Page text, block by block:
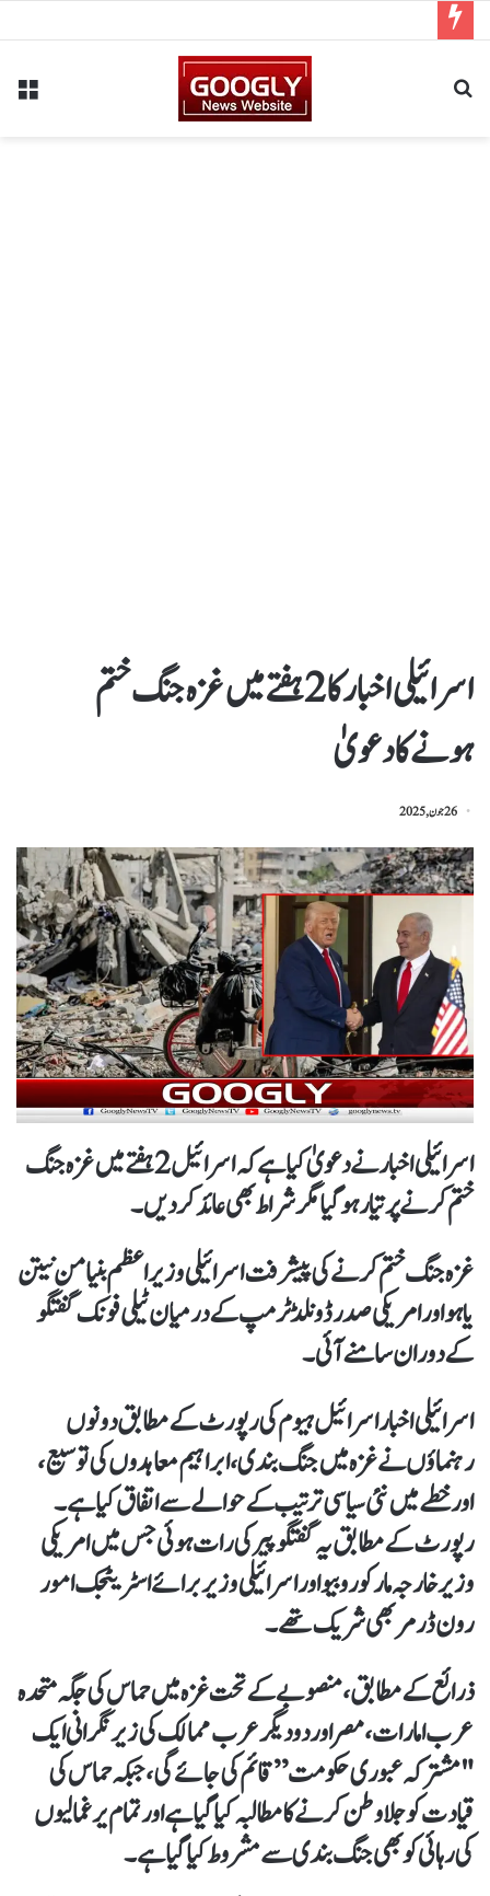
اسرائیلی اخبارکا2ہفتے میں غزہ جنگ ختم
ہونےکادعویٰ
26 جون, 2025
اسرائیلی اخبارنےدعویٰ کیا ہے کہ اسرائیل 2ہفتے میں غزہ جنگ
ختم کرنے پر تیار ہوگیا مگر شراط بھی عائدکردیں۔
غزہ جنگ ختم کرنے کی پیشرفت اسرائیلی وزیراعظم بنیامن نیتن
یاہو اور امریکی صدر ڈونلڈ ٹرمپ کے درمیان ٹیلی فونک گفتگو
کے دوران سامنے آئی۔
اسرائیلی اخبار اسرائیل ہیوم کی رپورٹ کے مطابق دونوں
رہنماؤں نے غزہ میں جنگ بندی، ابراہیم معاہدوں کی توسیع،
اور خطے میں نئی سیاسی ترتیب کے حوالے سے اتفاق کیا ہے۔
رپورٹ کے مطابق یہ گفتگو پیر کی رات ہوئی جس میں امریکی
وزیر خارجہ مارکو روبیو اور اسرائیلی وزیر برائے اسٹریٹجک امور
رون ڈرمر بھی شریک تھے۔
ذرائع کے مطابق، منصوبے کے تحت غزہ میں حماس کی جگہ متحدہ
عرب امارات، مصر اور دو دیگر عرب ممالک کی زیرنگرانی ایک
"مشترکہ عبوری حکومت” قائم کی جائے گی، جبکہ حماس کی
قیادت کو جلاوطن کرنے کا مطالبہ کیا گیا ہے اور تمام یرغمالیوں
کی رہائی کو بھی جنگ بندی سے مشروط کیا گیا ہے۔